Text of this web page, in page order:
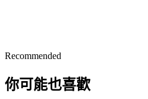
Recommended
你可能也喜歡